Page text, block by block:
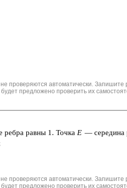
проверяются автоматически. Запишите
предложено проверить их
ребра равны 1. Точка E — се­ре­ди­на
проверяются автоматически. Запишите
предложено проверить их